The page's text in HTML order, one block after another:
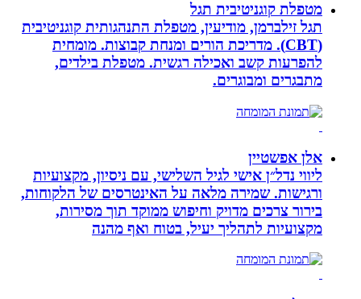
מטפלת קוגניטיבית תגל
תגל זילברמן, מודיעין, מטפלת התנהגותית קוגניטיבית
(CBT). מדריכת הורים ומנחת קבוצות. מומחית
להפרעות קשב ואכילה רגשית. מטפלת בילדים,
מתבגרים ומבוגרים.
אלן אפשטיין
ליווי נדל״ן אישי לגיל השלישי, עם ניסיון, מקצועיות
ורגישות. שמירה מלאה על האינטרסים של הלקוחות,
בירור צרכים מדויק וחיפוש ממוקד תוך מסירות,
מקצועיות לתהליך יעיל, בטוח ואף מהנה